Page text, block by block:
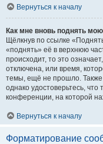
Вернуться к началу
Как мне вновь поднять
Щёлкнув по ссылке
«поднять» её в верхнюю
происходит, то это
отключена, или время,
темы, ещё не прошло. Также
однако удостоверьтесь,
конференции, на которой
Вернуться к началу
Форматирование